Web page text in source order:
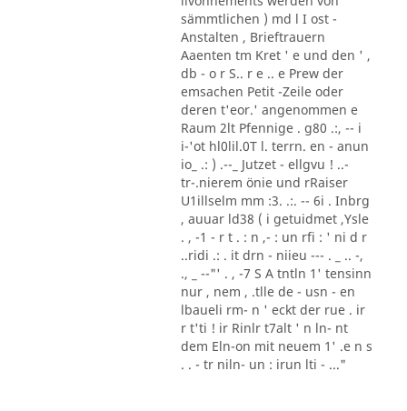
sämmtlichen ) md l I ost -
Anstalten , Brieftrauern
Aaenten tm Kret ' e und den ' ,
db - o r S.. r e .. e Prew der
emsachen Petit -Zeile oder
deren t'eor.' angenommen e
Raum 2lt Pfennige . g80 .:, -- i
i-'ot hl0lil.0T l. terrn. en - anun
io_ .: ) .--_ Jutzet - ellgvu ! ..-
tr-.nierem önie und rRaiser
U1illselm mm :3. .:. -- 6i . Inbrg
, auuar ld38 ( i getuidmet ,Ysle
. , -1 - r t . : n ,- : un rfi : ' ni d r
..ridi .: . it drn - niieu --- . _ .. -,
., _ --"' . , -7 S A tntln 1' tensinn
nur , nem , .tlle de - usn - en
lbaueli rm- n ' eckt der rue . ir
r t'ti ! ir Rinlr t7alt ' n ln- nt
dem Eln-on mit neuem 1' .e n s
. . - tr niln- un : irun lti - ..."